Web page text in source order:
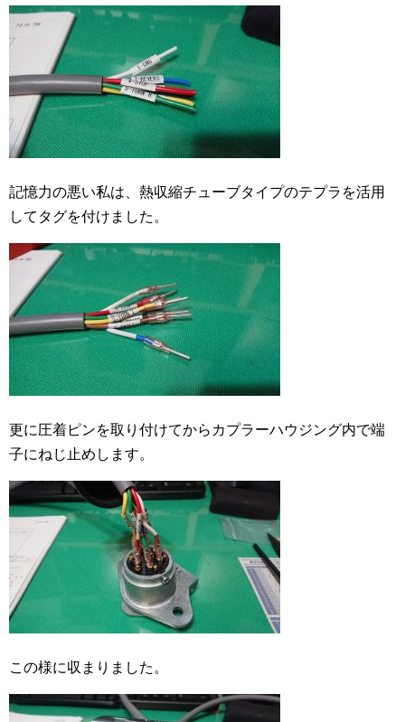
記憶力の悪い私は、熱収縮チューブタイプのテプラを活用
してタグを付けました。
更に圧着ピンを取り付けてからカプラーハウジング内で端
子にねじ止めします。
この様に収まりました。